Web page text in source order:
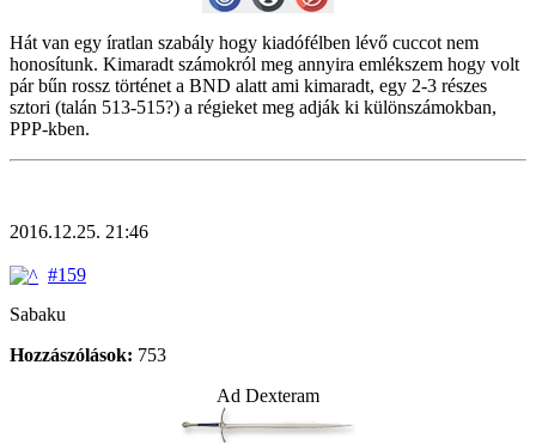
Hát van egy íratlan szabály hogy kiadófélben lévő cuccot nem
honosítunk. Kimaradt számokról meg annyira emlékszem hogy volt
pár bűn rossz történet a BND alatt ami kimaradt, egy 2-3 részes
sztori (talán 513-515?) a régieket meg adják ki különszámokban,
PPP-kben.
2016.12.25. 21:46
#159
Sabaku
Hozzászólások: 753
Ad Dexteram